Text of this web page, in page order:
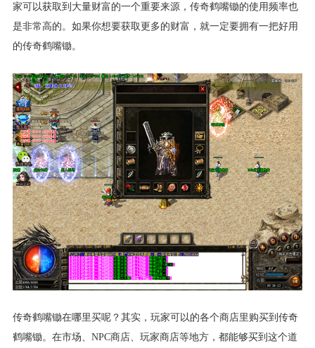
家可以获取到大量财富的一个重要来源，传奇鹤嘴锄的使用频率也
是非常高的。如果你想要获取更多的财富，就一定要拥有一把好用
的传奇鹤嘴锄。
传奇鹤嘴锄在哪里买呢？其实，玩家可以的各个商店里购买到传奇
鹤嘴锄。在市场、NPC商店、玩家商店等地方，都能够买到这个道